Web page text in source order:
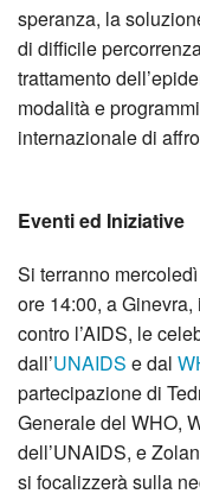
speranza, la
di difficile
trattamento
modalità e
internazionale di
Eventi ed Iniziative
Si terranno
ore 14:00, a
contro l’AIDS, le
dall’UNAIDS e dal
partecipazione di
Generale del WHO,
dell’UNAIDS, e
si focalizzerà sulla